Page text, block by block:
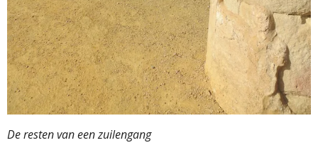
De resten van een zuilengang